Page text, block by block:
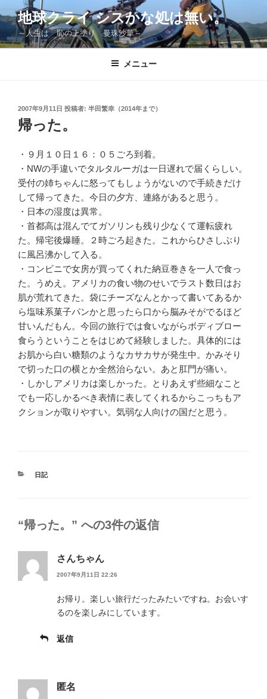
ン
テ
ン
地球クライ シスかな処は無い。
～人生は 恥の上塗り 曼珠沙華～
メニュー
投
稿
日:
2007年9月11日 投稿者: 半田繁幸（2014年まで）
帰った。
・９月１０日１６：０５ごろ到着。
・NWの手違いでタルタルーガは一日遅れで届くらしい。
受付の姉ちゃんに怒ってもしょうがないので手続きだけ
して帰ってきた。今日の夕方、連絡があると思う。
・日本の湿度は異常。
・首都高は混んでてガソリンも残り少なくて運転疲れ
た。帰宅後爆睡。２時ごろ起きた。これからひさしぶり
に風呂沸かして入る。
・コンビニで女房が買ってくれた納豆巻きを一人で食っ
た。うめえ。アメリカの食い物のせいでラスト数日はお
肌が荒れてきた。袋にチーズなんとかって書いてあるか
ら塩味系菓子パンかと思ったら口から脳みそがでるほど
甘いんだもん。今回の旅行では食いながらボディブロー
食らうということをはじめて経験しました。具体的には
お肌から白い糖類のようなカサカサが発生中。かみそり
で切った口の横とか全然治らない。あと肛門が痛い。
・しかしアメリカは楽しかった。とりあえず些細なこと
でも一応しかるべき表情に表してくれるからこっちもア
クションが取りやすい。気弱な人向けの国だと思う。
カ
日記
“帰った。” への3件の返信
さんちゃん
2007年9月11日 22:26
お帰り。楽しい旅行だったみたいですね。お会いす
るのを楽しみにしています。
返信
匿名